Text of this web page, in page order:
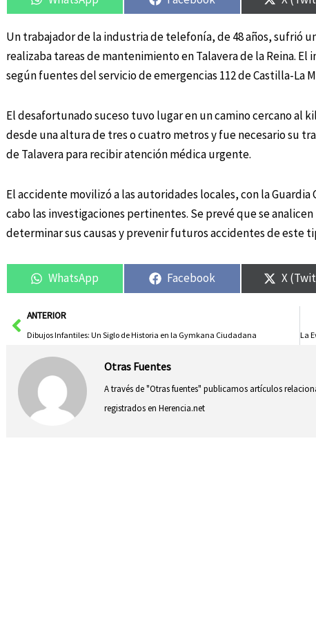
Un trabajador de la industria de telefonía, de 48 años, sufrió
realizaba tareas de mantenimiento en Talavera de la Reina.
según fuentes del servicio de emergencias 112 de Castilla-La
El desafortunado suceso tuvo lugar en un camino cercano al
desde una altura de tres o cuatro metros y fue necesario su
de Talavera para recibir atención médica urgente.
El accidente movilizó a las autoridades locales, con la
cabo las investigaciones pertinentes. Se prevé que se
determinar sus causas y prevenir futuros accidentes de este
WhatsApp Facebook X
AntANTERIOR
Dibujos Infantiles: Un Siglo de Historia en la Gymkana Ciudadana
Otras Fuentes
A través de "Otras fuentes" publicamos artículos
registrados en Herencia.net